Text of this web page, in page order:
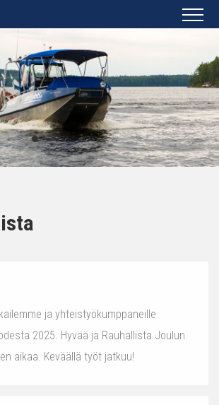
ja yhteistyökumppaneille
2025. Hyvää ja Rauhallista Joulun
aikaa. Keväällä työt jatkuu!